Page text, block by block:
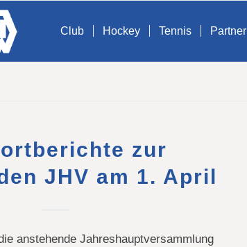
Club Hockey Tennis Partner
zur
JHV am 1. April
anstehende Jahreshauptversammlung